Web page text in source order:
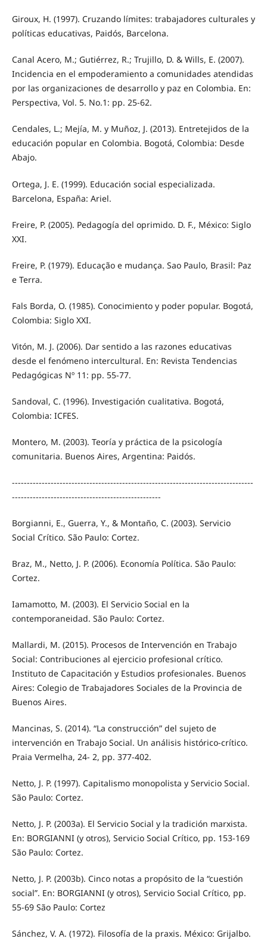
Giroux, H. (1997). Cruzando límites: trabajadores culturales y
políticas educativas, Paidós, Barcelona.
Canal Acero, M.; Gutiérrez, R.; Trujillo, D. & Wills, E. (2007).
Incidencia en el empoderamiento a comunidades atendidas
por las organizaciones de desarrollo y paz en Colombia. En:
Perspectiva, Vol. 5. No.1: pp. 25-62.
Cendales, L.; Mejía, M. y Muñoz, J. (2013). Entretejidos de la
educación popular en Colombia. Bogotá, Colombia: Desde
Abajo.
Ortega, J. E. (1999). Educación social especializada.
Barcelona, España: Ariel.
Freire, P. (2005). Pedagogía del oprimido. D. F., México: Siglo
XXI.
Freire, P. (1979). Educação e mudança. Sao Paulo, Brasil: Paz
e Terra.
Fals Borda, O. (1985). Conocimiento y poder popular. Bogotá,
Colombia: Siglo XXI.
Vitón, M. J. (2006). Dar sentido a las razones educativas
desde el fenómeno intercultural. En: Revista Tendencias
Pedagógicas Nº 11: pp. 55-77.
Sandoval, C. (1996). Investigación cualitativa. Bogotá,
Colombia: ICFES.
Montero, M. (2003). Teoría y práctica de la psicología
comunitaria. Buenos Aires, Argentina: Paidós.
---------------------------------------------------------------------------------
--------------------------------------------------
Borgianni, E., Guerra, Y., & Montaño, C. (2003). Servicio
Social Crítico. São Paulo: Cortez.
Braz, M., Netto, J. P. (2006). Economía Política. São Paulo:
Cortez.
Iamamotto, M. (2003). El Servicio Social en la
contemporaneidad. São Paulo: Cortez.
Mallardi, M. (2015). Procesos de Intervención en Trabajo
Social: Contribuciones al ejercicio profesional crítico.
Instituto de Capacitación y Estudios profesionales. Buenos
Aires: Colegio de Trabajadores Sociales de la Provincia de
Buenos Aires.
Mancinas, S. (2014). “La construcción” del sujeto de
intervención en Trabajo Social. Un análisis histórico-crítico.
Praia Vermelha, 24- 2, pp. 377-402.
Netto, J. P. (1997). Capitalismo monopolista y Servicio Social.
São Paulo: Cortez.
Netto, J. P. (2003a). El Servicio Social y la tradición marxista.
En: BORGIANNI (y otros), Servicio Social Crítico, pp. 153-169
São Paulo: Cortez.
Netto, J. P. (2003b). Cinco notas a propósito de la “cuestión
social”. En: BORGIANNI (y otros), Servicio Social Crítico, pp.
55-69 São Paulo: Cortez
Sánchez, V. A. (1972). Filosofía de la praxis. México: Grijalbo.